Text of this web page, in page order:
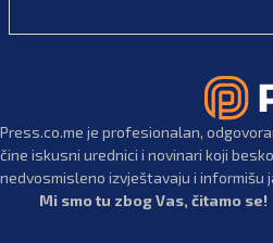
Press.co.me je profesionalan,
čine iskusni urednici i novinari koji
nedvosmisleno izvještavaju i informišu
Mi smo tu zbog Vas, čitamo se!